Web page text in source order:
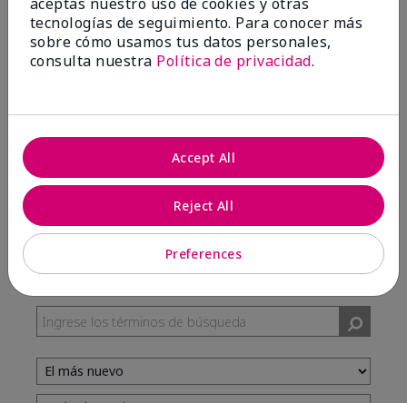
100%
tecnologías de seguimiento. Para conocer más
sobre cómo usamos tus datos personales,
consulta nuestra Política de privacidad.
Preferences
Reject All
Accept All